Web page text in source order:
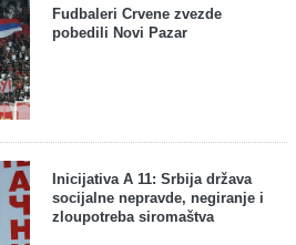
Fudbaleri Crvene zvezde
pobedili Novi Pazar
Inicijativa A 11: Srbija država
socijalne nepravde, negiranje i
zloupotreba siromaštva